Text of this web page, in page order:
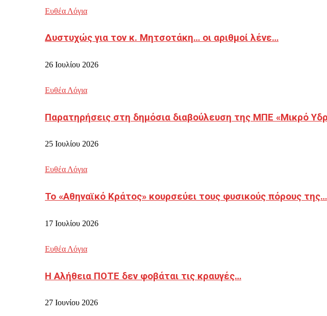
Ευθέα Λόγια
Δυστυχώς για τον κ. Μητσοτάκη… οι αριθμοί λένε…
26 Ιουλίου 2026
Ευθέα Λόγια
Παρατηρήσεις στη δημόσια διαβούλευση της ΜΠΕ «Μικρό
25 Ιουλίου 2026
Ευθέα Λόγια
Το «Αθηναϊκό Κράτος» κουρσεύει τους φυσικούς πόρους της…
17 Ιουλίου 2026
Ευθέα Λόγια
Η Αλήθεια ΠΟΤΕ δεν φοβάται τις κραυγές…
27 Ιουνίου 2026